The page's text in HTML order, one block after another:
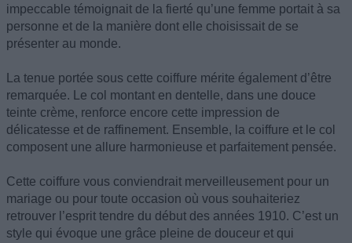
impeccable témoignait de la fierté qu’une femme portait à sa
personne et de la manière dont elle choisissait de se
présenter au monde.
La tenue portée sous cette coiffure mérite également d’être
remarquée. Le col montant en dentelle, dans une douce
teinte crème, renforce encore cette impression de
délicatesse et de raffinement. Ensemble, la coiffure et le col
composent une allure harmonieuse et parfaitement pensée.
Cette coiffure vous conviendrait merveilleusement pour un
mariage ou pour toute occasion où vous souhaiteriez
retrouver l’esprit tendre du début des années 1910. C’est un
style qui évoque une grâce pleine de douceur et qui